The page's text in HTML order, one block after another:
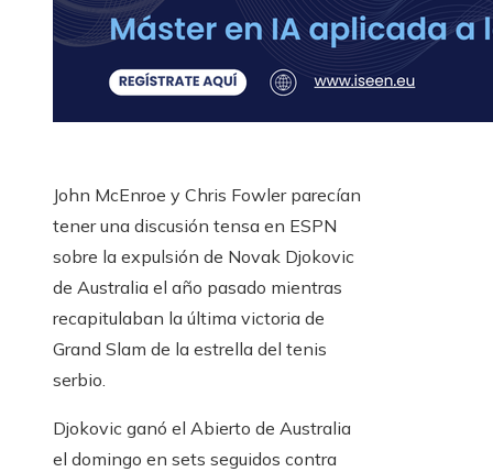
John McEnroe y Chris Fowler parecían
tener una discusión tensa en ESPN
sobre la expulsión de Novak Djokovic
de Australia el año pasado mientras
recapitulaban la última victoria de
Grand Slam de la estrella del tenis
serbio.
Djokovic ganó el Abierto de Australia
el domingo en sets seguidos contra